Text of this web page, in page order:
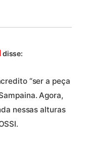
disse:
“ser a peça
Agora,
nessas alturas